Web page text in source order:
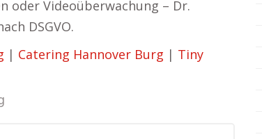
Videoüberwachung – Dr.
DSGVO.
| Catering Hannover Burg | Tiny